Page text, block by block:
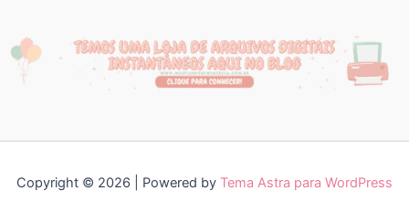
Copyright © 2026 | Powered by Tema Astra para WordPress